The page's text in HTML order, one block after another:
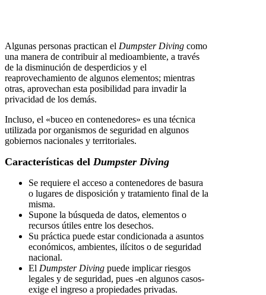
Algunas personas practican el Dumpster Diving como
una manera de contribuir al medioambiente, a través
de la disminución de desperdicios y el
reaprovechamiento de algunos elementos; mientras
otras, aprovechan esta posibilidad para invadir la
privacidad de los demás.
Incluso, el «buceo en contenedores» es una técnica
utilizada por organismos de seguridad en algunos
gobiernos nacionales y territoriales.
Características del Dumpster Diving
Se requiere el acceso a contenedores de basura
o lugares de disposición y tratamiento final de la
misma.
Supone la búsqueda de datos, elementos o
recursos útiles entre los desechos.
Su práctica puede estar condicionada a asuntos
económicos, ambientes, ilícitos o de seguridad
nacional.
El Dumpster Diving puede implicar riesgos
legales y de seguridad, pues -en algunos casos-
exige el ingreso a propiedades privadas.